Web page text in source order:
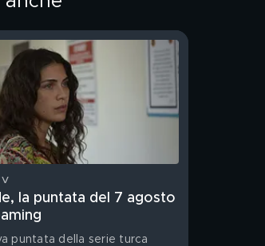
la puntata del 7 agosto
puntata della serie turca